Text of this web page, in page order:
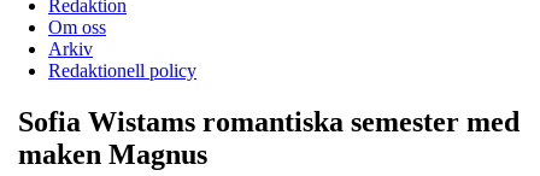
Redaktion
Om oss
Arkiv
Redaktionell policy
Sofia Wistams romantiska semester med
maken Magnus